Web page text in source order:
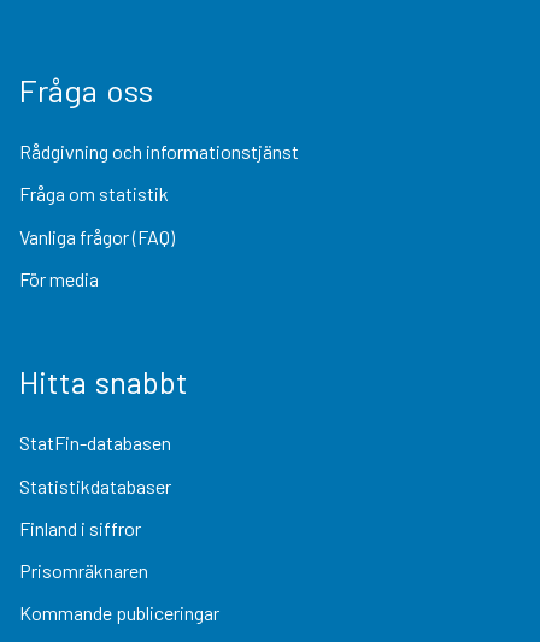
Fråga oss
Rådgivning och informationstjänst
Fråga om statistik
Vanliga frågor (FAQ)
För media
Hitta snabbt
StatFin-databasen
Statistikdatabaser
Finland i siffror
Prisomräknaren
Kommande publiceringar